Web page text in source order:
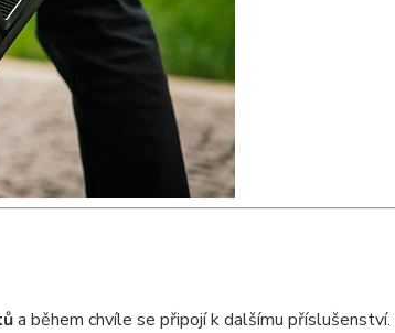
a během chvíle se připojí k dalšímu příslušenství.